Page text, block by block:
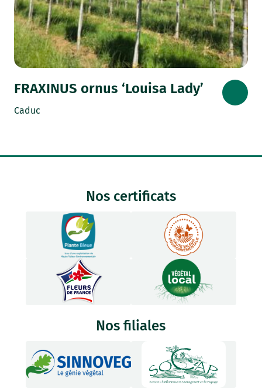
FRAXINUS ornus ‘Louisa Lady’
Caduc
Nos certificats
Nos filiales